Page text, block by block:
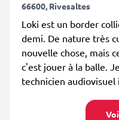
66600, Rivesaltes
Loki est un border
demi. De nature très
nouvelle chose, mais
c'est jouer à la balle.
technicien audiovisuel